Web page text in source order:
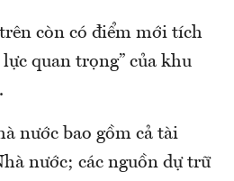
còn có điểm mới tích
quan trọng” của khu
nước bao gồm cả tài
nước; các nguồn dự trữ